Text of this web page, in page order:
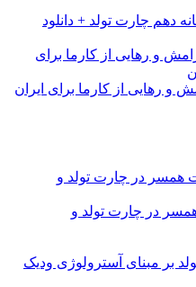
دهم چارت تولد + دانلود
و رهایی از کارما برای
و رهایی از کارما برای ایران
در چارت تولد و